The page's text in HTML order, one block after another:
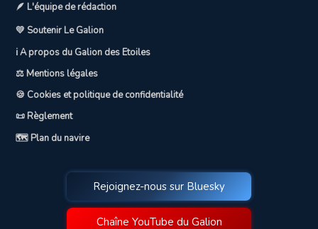
🪶 L'équipe de rédaction
💛 Soutenir Le Galion
ℹ️ A propos du Galion des Etoiles
⚖️ Mentions légales
🍪 Cookies et politique de confidentialité
📜 Règlement
🗺️ Plan du navire
Rejoignez-nous sur Bluesky
Chaîne YouTube du Galion